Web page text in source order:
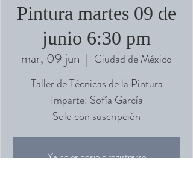
Pintura martes 09 de
junio 6:30 pm
mar, 09 jun
  |
Ciudad de México
Taller de Técnicas de la Pintura
Imparte: Sofía García
Solo con suscripción
Ya no es posible registrarse